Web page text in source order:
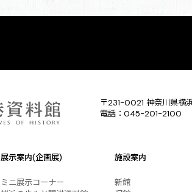
〒231-0021 神奈川県横
電話：045-201-2100
展示案内(企画展)
ミニ展示コーナー
施設案内
新館